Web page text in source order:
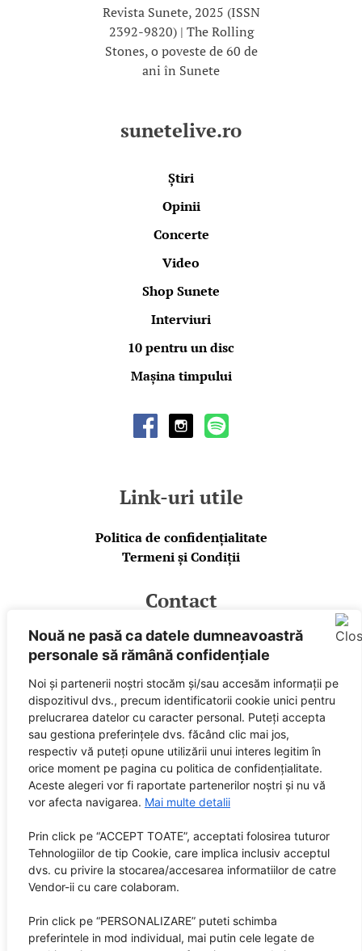
Nouă ne pasă ca datele dumneavoastră
personale să rămână confidențiale
Noi și partenerii noștri stocăm și/sau accesăm informații pe
dispozitivul dvs., precum identificatorii cookie unici pentru
prelucrarea datelor cu caracter personal. Puteți accepta
sau gestiona preferințele dvs. făcând clic mai jos,
respectiv vă puteți opune utilizării unui interes legitim în
orice moment pe pagina cu politica de confidențialitate.
Aceste alegeri vor fi raportate partenerilor noștri și nu vă
vor afecta navigarea. Mai multe detalii
Prin click pe “ACCEPT TOATE”, acceptati folosirea tuturor
Tehnologiilor de tip Cookie, care implica inclusiv acceptul
dvs. cu privire la stocarea/accesarea informatiilor de catre
Vendor-ii cu care colaboram.
Prin click pe “PERSONALIZARE” puteti schimba
preferintele in mod individual, mai putin cele legate de
Revista Sunete, 2025 (ISSN
2392-9820) | The Rolling
Stones, o poveste de 60 de
ani în Sunete
sunetelive.ro
Știri
Opinii
Concerte
Video
Shop Sunete
Interviuri
10 pentru un disc
Mașina timpului
Link-uri utile
Politica de confidențialitate
Termeni și Condiții
Contact
E-mail
Facebook
Spotify
Powered by
SUNETE este marcă înregistrată City Guide Media SRL,
RO 32408505
Sediul central: Brașov, Str. Octavian Goga nr. 9, bl. 290